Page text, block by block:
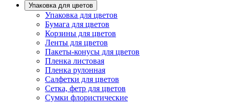
Упаковка для цветов
Упаковка для цветов
Бумага для цветов
Корзины для цветов
Ленты для цветов
Пакеты-конусы для цветов
Пленка листовая
Пленка рулонная
Салфетки для цветов
Сетка, фетр для цветов
Сумки флористические